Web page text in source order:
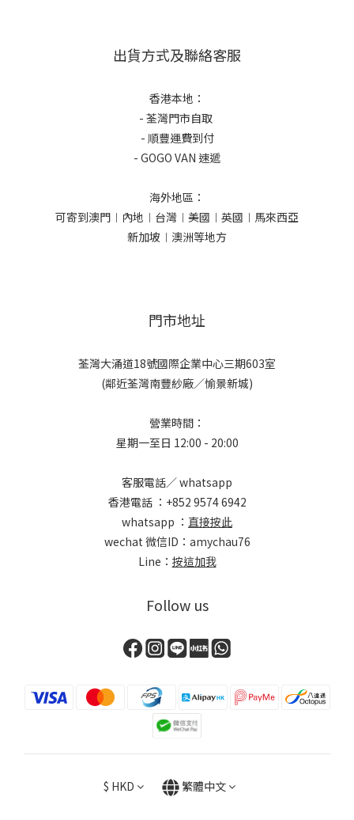
出貨方式及聯絡客服
香港本地：
- 荃灣門市自取
- 順豐運費到付
- GOGO VAN 速遞
海外地區：
可寄到澳門︱內地︱台灣︱美國︱英國︱馬來西亞
新加坡︱澳洲等地方
門市地址
荃灣大涌道18號國際企業中心三期603室
(鄰近荃灣南豐紗廠／愉景新城)
營業時間：
星期一至日 12:00 - 20:00
客服電話／ whatsapp
香港電話 ：+852 9574 6942
whatsapp ： 直接按此
wechat 微信ID：amychau76
Line： 按這加我
Follow us
$ HKD 繁體中文